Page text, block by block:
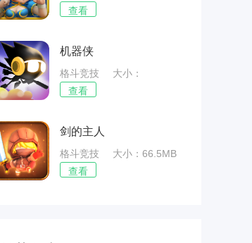
143.52MB
查看
机器侠
格斗竞技
大小：
45.99MB
查看
剑的主人
格斗竞技
大小：66.5MB
查看